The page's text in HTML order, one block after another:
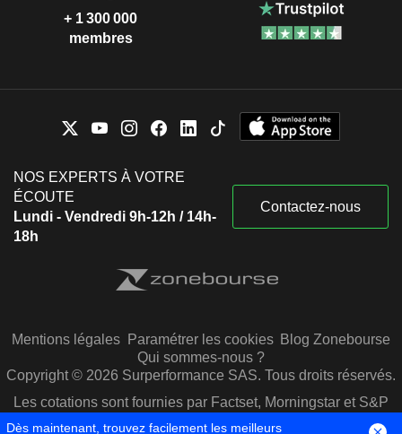
+ 1 300 000
membres
NOS EXPERTS À VOTRE
ÉCOUTE
Lundi - Vendredi 9h-12h / 14h-
18h
Contactez-nous
Mentions légales Paramétrer les cookies Blog Zonebourse
Qui sommes-nous ?
Copyright © 2026 Surperformance SAS. Tous droits réservés.
Les cotations sont fournies par Factset, Morningstar et S&P
Capital IQ
Dès maintenant, trouvez facilement les meilleurs